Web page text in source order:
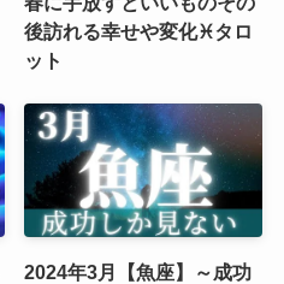
後訪れる幸せや変化♓️タロ
ット
2024年3月【魚座】～成功